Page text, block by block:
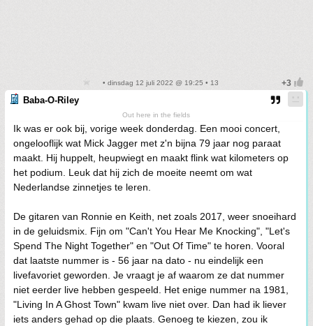
• dinsdag 12 juli 2022 @ 19:25 • 13
Baba-O-Riley
Out here in the fields
Ik was er ook bij, vorige week donderdag. Een mooi concert,
ongelooflijk wat Mick Jagger met z'n bijna 79 jaar nog paraat
maakt. Hij huppelt, heupwiegt en maakt flink wat kilometers op
het podium. Leuk dat hij zich de moeite neemt om wat
Nederlandse zinnetjes te leren.
De gitaren van Ronnie en Keith, net zoals 2017, weer snoeihard
in de geluidsmix. Fijn om "Can't You Hear Me Knocking", "Let's
Spend The Night Together" en "Out Of Time" te horen. Vooral
dat laatste nummer is - 56 jaar na dato - nu eindelijk een
livefavoriet geworden. Je vraagt je af waarom ze dat nummer
niet eerder live hebben gespeeld. Het enige nummer na 1981,
"Living In A Ghost Town" kwam live niet over. Dan had ik liever
iets anders gehad op die plaats. Genoeg te kiezen, zou ik